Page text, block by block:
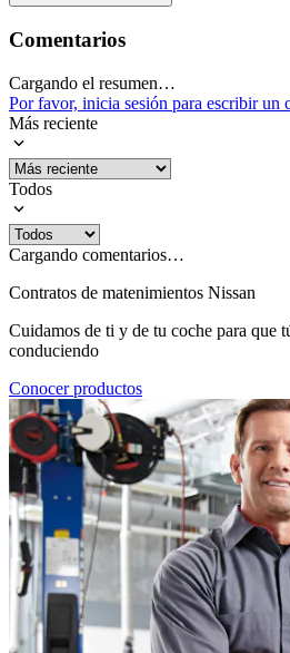
Comentarios
Cargando el resumen…
Por favor, inicia sesión para escribir un
Más reciente
Todos
Cargando comentarios…
Contratos de matenimientos Nissan
Cuidamos de ti y de tu coche para que
conduciendo
Conocer productos